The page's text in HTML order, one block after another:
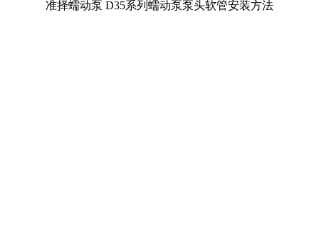
准择蠕动泵 D35系列蠕动泵泵头软管安装方法